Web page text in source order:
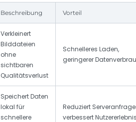
Beschreibung Vorteil
Verkleinert
Bilddateien
ohne
sichtbaren
Qualitätsverlust
Schnelleres Laden,
geringerer
Speichert Daten
lokal für
schnellere
Reduziert
verbessert